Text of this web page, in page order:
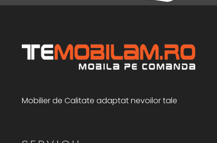
Mobilier de Calitate adaptat nevoilor tale